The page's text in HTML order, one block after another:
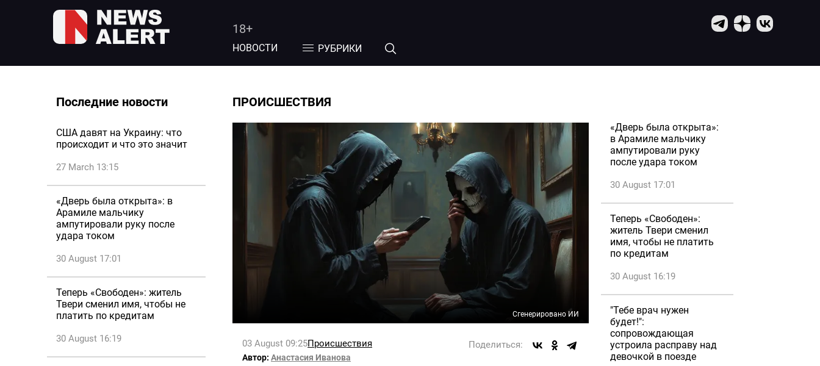
18+
НОВОСТИ РУБРИКИ
Последние новости
США давят на Украину: что
происходит и что это значит
27 March 13:15
«Дверь была открыта»: в
Арамиле мальчику
ампутировали руку после
удара током
30 August 17:01
Теперь «Свободен»: житель
Твери сменил имя, чтобы не
платить по кредитам
30 August 16:19
ПРОИСШЕСТВИЯ
Сгенерировано ИИ
03 August 09:25Происшествия Поделиться:
Автор: Анастасия Иванова
«Дверь была открыта»:
в Арамиле мальчику
ампутировали руку
после удара током
30 August 17:01
Теперь «Свободен»:
житель Твери сменил
имя, чтобы не платить
по кредитам
30 August 16:19
"Тебе врач нужен
будет!":
сопровождающая
устроила расправу над
девочкой в поезде